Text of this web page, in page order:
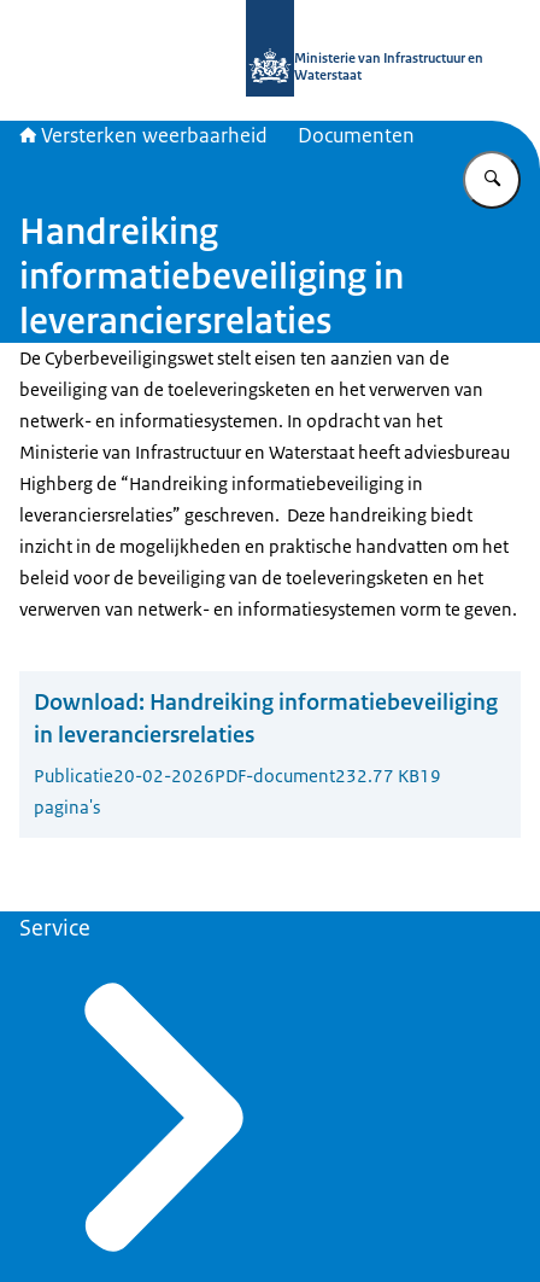
Ministerie van Infrastructuur en
Waterstaat
Versterken weerbaarheid Documenten
Handreiking
informatiebeveiliging in
leveranciersrelaties
De Cyberbeveiligingswet stelt eisen ten aanzien van de
beveiliging van de toeleveringsketen en het verwerven van
netwerk- en informatiesystemen. In opdracht van het
Ministerie van Infrastructuur en Waterstaat heeft adviesbureau
Highberg de “Handreiking informatiebeveiliging in
leveranciersrelaties” geschreven. Deze handreiking biedt
inzicht in de mogelijkheden en praktische handvatten om het
beleid voor de beveiliging van de toeleveringsketen en het
verwerven van netwerk- en informatiesystemen vorm te geven.
Download: Handreiking informatiebeveiliging
in leveranciersrelaties
Publicatie20-02-2026PDF-document232.77 KB19
pagina's
Service